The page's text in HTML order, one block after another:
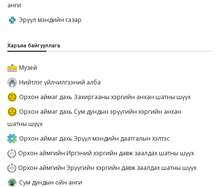
анги
Эрүүл мэндийн газар
Харъяа байгууллага
Музей
Нийтлэг үйлчилгээний алба
Орхон аймаг дахь Захиргааны хэргийн анхан шатны шүүх
Орхон аймаг дахь Сум дундын эрүүгийн хэргийн анхан
шатны шүүх
Орхон аймаг дахь Эрүүл мэндийн даатгалын хэлтэс
Орхон аймгийн Иргэний хэргийн давж заалдах шатны шүүх
Орхон аймгийн Эрүүгийн хэргийн давж заалдах шатны шүүх
Сум дундын ойн анги